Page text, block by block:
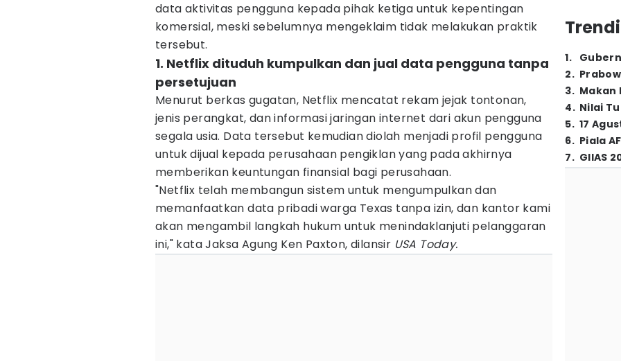
data aktivitas pengguna kepada pihak ketiga untuk kepentingan
komersial, meski sebelumnya mengeklaim tidak melakukan praktik
tersebut.
1. Netflix dituduh kumpulkan dan jual data pengguna tanpa
persetujuan
Menurut berkas gugatan, Netflix mencatat rekam jejak tontonan,
jenis perangkat, dan informasi jaringan internet dari akun pengguna
segala usia. Data tersebut kemudian diolah menjadi profil pengguna
untuk dijual kepada perusahaan pengiklan yang pada akhirnya
memberikan keuntungan finansial bagi perusahaan.
"Netflix telah membangun sistem untuk mengumpulkan dan
memanfaatkan data pribadi warga Texas tanpa izin, dan kantor kami
akan mengambil langkah hukum untuk menindaklanjuti pelanggaran
ini," kata Jaksa Agung Ken Paxton, dilansir USA Today.
1.
2.
3. Makan
4. Nilai
5. 17
6. Piala
7. GIIAS